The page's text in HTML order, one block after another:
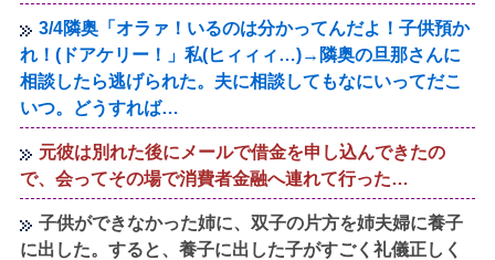
3/4隣奥「オラァ！いるのは分かってんだよ！子供預か
れ！(ドアケリー！」私(ヒィィィ…)→隣奥の旦那さんに
相談したら逃げられた。夫に相談してもなにいってだこ
いつ。どうすれば…
元彼は別れた後にメールで借金を申し込んできたの
で、会ってその場で消費者金融へ連れて行った…
子供ができなかった姉に、双子の片方を姉夫婦に養子
に出した。すると、養子に出した子がすごく礼儀正しく